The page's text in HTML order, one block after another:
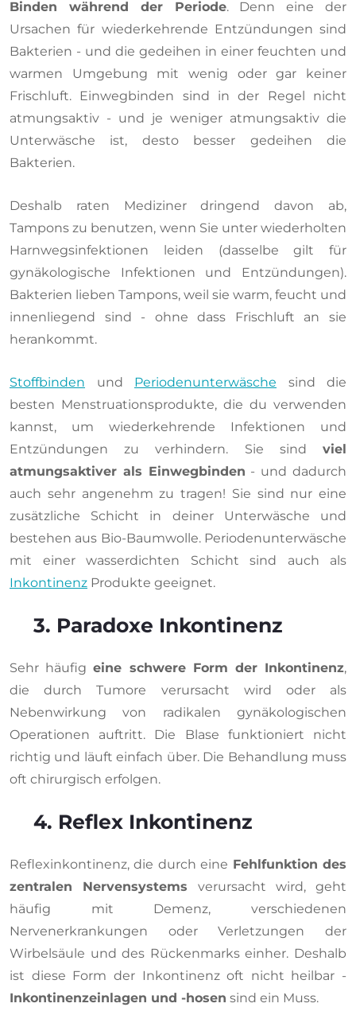
Binden während der Periode. Denn eine der
Ursachen für wiederkehrende Entzündungen sind
Bakterien - und die gedeihen in einer feuchten und
warmen Umgebung mit wenig oder gar keiner
Frischluft. Einwegbinden sind in der Regel nicht
atmungsaktiv - und je weniger atmungsaktiv die
Unterwäsche ist, desto besser gedeihen die
Bakterien.
Deshalb raten Mediziner dringend davon ab,
Tampons zu benutzen, wenn Sie unter wiederholten
Harnwegsinfektionen leiden (dasselbe gilt für
gynäkologische Infektionen und Entzündungen).
Bakterien lieben Tampons, weil sie warm, feucht und
innenliegend sind - ohne dass Frischluft an sie
herankommt.
Stoffbinden und Periodenunterwäsche sind die
besten Menstruationsprodukte, die du verwenden
kannst, um wiederkehrende Infektionen und
Entzündungen zu verhindern. Sie sind viel
atmungsaktiver als Einwegbinden - und dadurch
auch sehr angenehm zu tragen! Sie sind nur eine
zusätzliche Schicht in deiner Unterwäsche und
bestehen aus Bio-Baumwolle. Periodenunterwäsche
mit einer wasserdichten Schicht sind auch als
Inkontinenz Produkte geeignet.
3. Paradoxe Inkontinenz
Sehr häufigeine schwere Form der Inkontinenz,
die durch Tumore verursacht wird oder als
Nebenwirkung von radikalen gynäkologischen
Operationen auftritt. Die Blase funktioniert nicht
richtig und läuft einfach über. Die Behandlung muss
oft chirurgisch erfolgen.
4. Reflex Inkontinenz
Reflexinkontinenz, die durch eine Fehlfunktion des
zentralen Nervensystems verursacht wird, geht
häufig mit Demenz, verschiedenen
Nervenerkrankungen oder Verletzungen der
Wirbelsäule und des Rückenmarks einher. Deshalb
ist diese Form der Inkontinenz oft nicht heilbar -
Inkontinenzeinlagen und -hosen sind ein Muss.